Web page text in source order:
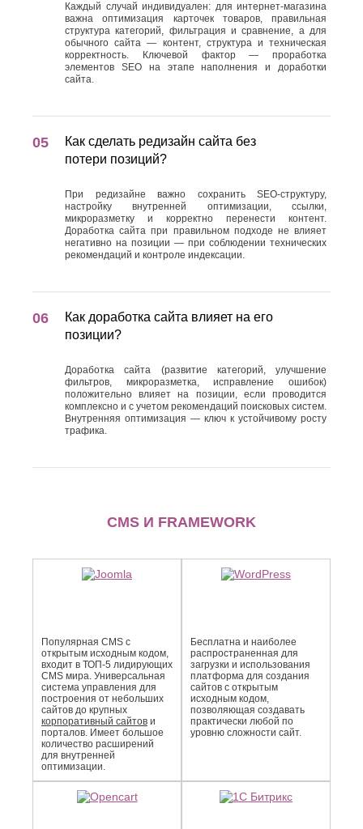
Каждый случай индивидуален: для интернет-магазина
важна оптимизация карточек товаров, правильная
структура категорий, фильтрация и сравнение, а для
обычного сайта — контент, структура и техническая
корректность. Ключевой фактор — проработка
элементов SEO на этапе наполнения и доработки
сайта.
Как сделать редизайн сайта без
потери позиций?
При редизайне важно сохранить SEO-структуру,
настройку внутренней оптимизации, ссылки,
микроразметку и корректно перенести контент.
Доработка сайта при правильном подходе не влияет
негативно на позиции — при соблюдении технических
рекомендаций и контроле индексации.
Как доработка сайта влияет на его
позиции?
Доработка сайта (развитие категорий, улучшение
фильтров, микроразметка, исправление ошибок)
положительно влияет на позиции, если проводится
комплексно и с учетом рекомендаций поисковых систем.
Внутренняя оптимизация — ключ к устойчивому росту
трафика.
CMS И FRAMEWORK
Популярная CMS с
открытым исходным кодом,
входит в ТОП-5 лидирующих
CMS мира. Универсальная
система управления для
построения от небольших
сайтов до крупных
корпоративный сайтов и
порталов. Имеет большое
количество расширений
для внутренней
оптимизации.
Бесплатна и наиболее
распро­страненная для
загрузки и использования
платформа для создания
сайтов с открытым
исходным кодом,
позволяющая создавать
практически любой по
уровню сложности сайт.